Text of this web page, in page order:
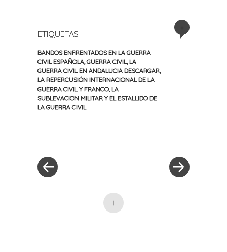
ETIQUETAS
BANDOS ENFRENTADOS EN LA GUERRA
CIVIL ESPAÑOLA ,GUERRA CIVIL LA
GUERRA CIVIL EN ANDALUCIA DESCARGAR
LA REPERCUSIÓN INTERNACIONAL DE LA
GUERRA CIVIL Y FRANCO, LA
SUBLEVACION MILITAR Y EL ESTALLIDO DE
LA GUERRA CIVIL
entradas
+